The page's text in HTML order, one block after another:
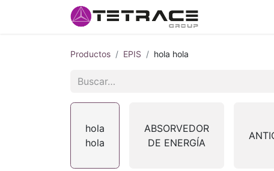
Productos EPIS hola hola
hola
hola
ABSORVEDOR
DE ENERGÍA